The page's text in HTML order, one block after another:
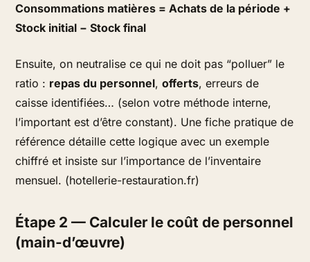
Consommations matières = Achats de la période +
Stock initial − Stock final
Ensuite, on neutralise ce qui ne doit pas “polluer” le
ratio : repas du personnel,offerts, erreurs de
caisse identifiées… (selon votre méthode interne,
l’important est d’êtreconstant). Une fiche pratique de
référence détaille cette logique avec un exemple
chiffré et insiste sur l’importance de l’inventaire
mensuel. (hotellerie-restauration.fr)
Étape 2 — Calculer le coût de personnel
(main-d’œuvre)